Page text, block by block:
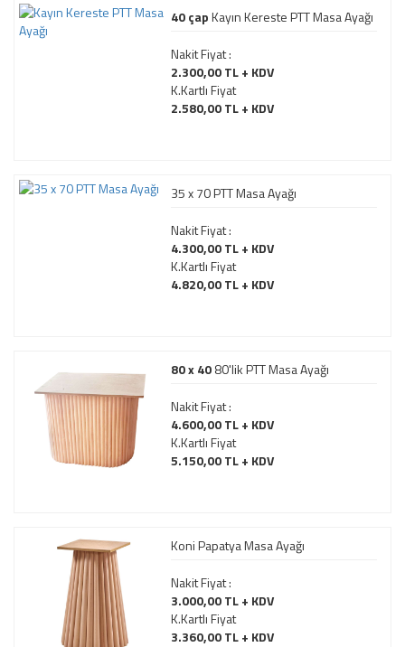
40 çapKayın Kereste PTT Masa Ayağı
Nakit Fiyat :
2.300,00 TL + KDV
K.Kartlı Fiyat
2.580,00 TL + KDV
35 x 70 PTT Masa Ayağı
Nakit Fiyat :
4.300,00 TL + KDV
K.Kartlı Fiyat
4.820,00 TL + KDV
80 x 4080'lik PTT Masa Ayağı
Nakit Fiyat :
4.600,00 TL + KDV
K.Kartlı Fiyat
5.150,00 TL + KDV
Koni Papatya Masa Ayağı
Nakit Fiyat :
3.000,00 TL + KDV
K.Kartlı Fiyat
3.360,00 TL + KDV